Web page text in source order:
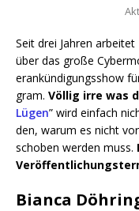
Seit drei Jah­ren
über das gro­ße
er­an­kün­di­gungs­show
gram. Völ­lig irre was
Lügen” wird ein­fach
den, war­um es nicht
scho­ben wer­den muss.
Bianca